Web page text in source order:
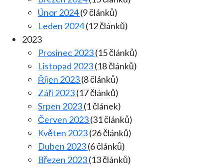
Únor 2024(9 článků)
Leden 2024(12 článků)
2023
Prosinec 2023(15 článků)
Listopad 2023(18 článků)
Říjen 2023(8 článků)
Září 2023(17 článků)
Srpen 2023(1 článek)
Červen 2023(31 článků)
Květen 2023(26 článků)
Duben 2023(6 článků)
Březen 2023(13 článků)